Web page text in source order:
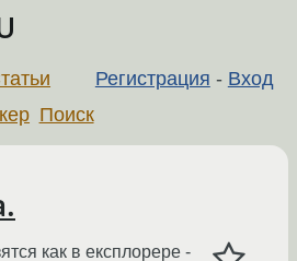
Регистрация - Вход
Поиск
как в експлорере -